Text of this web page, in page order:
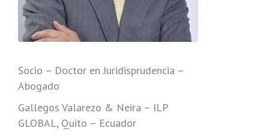
Socio – Doctor en Juridisprudencia –
Abogado
Gallegos Valarezo & Neira – ILP
GLOBAL, Quito – Ecuador